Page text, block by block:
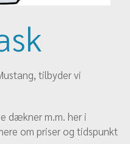
tilbyder vi
dækner m.m. her i
om priser og tidspunkt